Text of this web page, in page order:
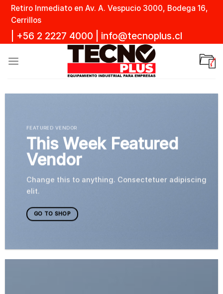
Skip
content
Retiro Inmediato en Av. A. Vespucio 3000, Bodega 16,
Cerrillos
+56 2 2227 4000 info@tecnoplus.cl
FEATURED VENDOR
This Week Featured
Vendor
Change this to anything. Consectetuer adipiscing
elit.
GO TO SHOP